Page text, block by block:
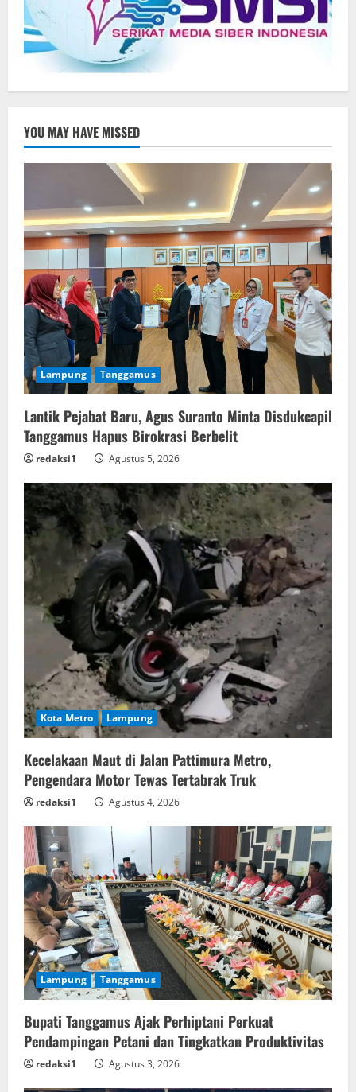
YOU MAY HAVE MISSED
Lampung Tanggamus
Lantik Pejabat Baru, Agus Suranto Minta Disdukcapil
Tanggamus Hapus Birokrasi Berbelit
redaksi1 Agustus 5, 2026
Kota Metro Lampung
Kecelakaan Maut di Jalan Pattimura Metro,
Pengendara Motor Tewas Tertabrak Truk
redaksi1 Agustus 4, 2026
Lampung Tanggamus
Bupati Tanggamus Ajak Perhiptani Perkuat
Pendampingan Petani dan Tingkatkan Produktivitas
redaksi1 Agustus 3, 2026